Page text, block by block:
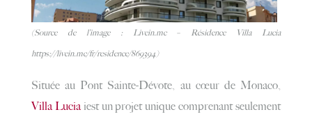
(Source de l’image : Livein.mc – Résidence Villa Lucia
https://livein.mc/fr/residence/869394)
Située au Pont Sainte-Dévote, au cœur de Monaco,
Villa Luciaiest un projet unique comprenant seulement